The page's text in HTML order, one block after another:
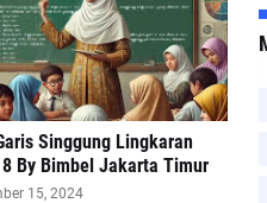
Singgung Lingkaran
By Bimbel Jakarta Timur
15, 2024